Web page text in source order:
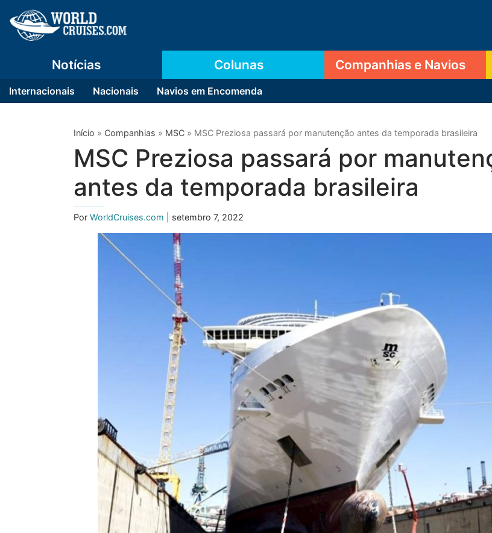
Notícias
Internacionais Nacionais Navios em Encomenda
Colunas Companhias e Navios
Início » Companhias » MSC » MSC Preziosa passará por manutenção antes da temporada brasileira
MSC Preziosa passará por
antes da temporada brasileira
Por WorldCruises.com | setembro 7, 2022